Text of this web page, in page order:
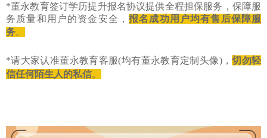
*董永教育签订学历提升报名协议提供全程担保服务，保障服
务质量和用户的资金安全， 报名成功用户均有售后保障服
务。
*请大家认准董永教育客服(均有董永教育定制头像)，切勿轻
信任何陌生人的私信。